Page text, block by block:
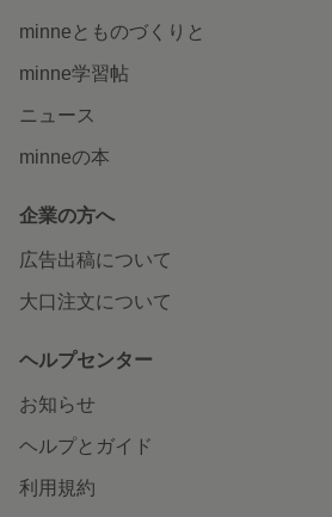
minneとものづくりと
minne学習帖
ニュース
minneの本
企業の方へ
広告出稿について
大口注文について
ヘルプセンター
お知らせ
ヘルプとガイド
利用規約